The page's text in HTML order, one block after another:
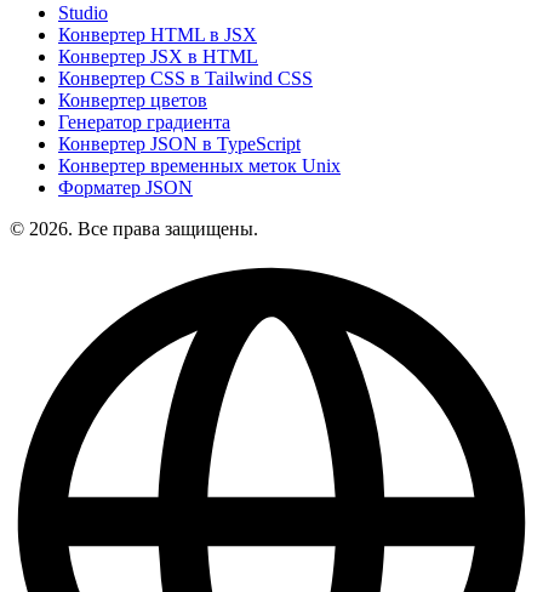
Studio
Конвертер HTML в JSX
Конвертер JSX в HTML
Конвертер CSS в Tailwind CSS
Конвертер цветов
Генератор градиента
Конвертер JSON в TypeScript
Конвертер временных меток Unix
Форматер JSON
© 2026. Все права защищены.